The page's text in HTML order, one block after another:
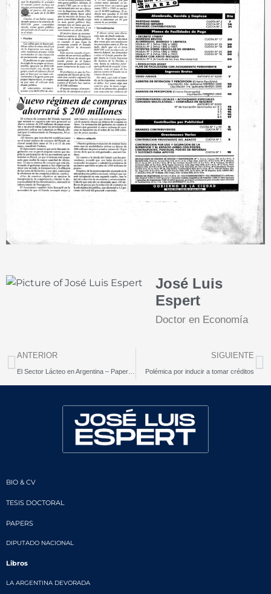
José Luis
Espert
Doctor en Economía
Prev
ANTERIOR SIGUIENTE
Polémica por inducir a tomar créditos
BIO & CV
TESIS DOCTORAL
PAPERS
DIPUTADO NACIONAL
Libros
LA ARGENTINA DEVORADA